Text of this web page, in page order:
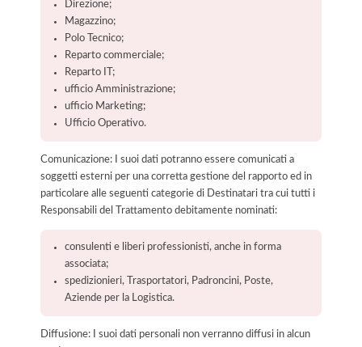
Direzione;
Magazzino;
Polo Tecnico;
Reparto commerciale;
Reparto IT;
ufficio Amministrazione;
ufficio Marketing;
Ufficio Operativo.
Comunicazione: I suoi dati potranno essere comunicati a
soggetti esterni per una corretta gestione del rapporto ed in
particolare alle seguenti categorie di Destinatari tra cui tutti i
Responsabili del Trattamento debitamente nominati:
consulenti e liberi professionisti, anche in forma
associata;
spedizionieri, Trasportatori, Padroncini, Poste,
Aziende per la Logistica.
Diffusione: I suoi dati personali non verranno diffusi in alcun